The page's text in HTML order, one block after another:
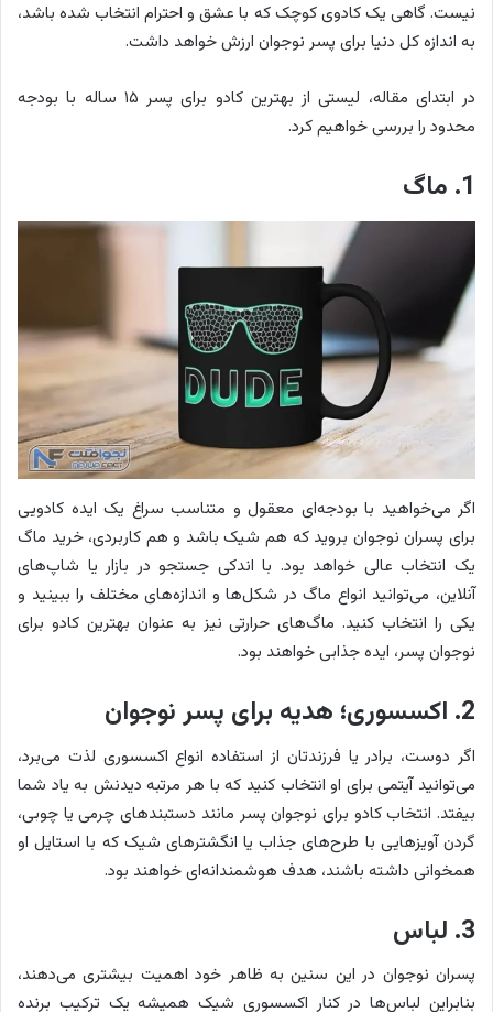
نیست. گاهی یک کادوی کوچک که با عشق و احترام انتخاب شده باشد،
به اندازه کل دنیا برای پسر نوجوان ارزش خواهد داشت.
در ابتدای مقاله، لیستی از بهترین کادو برای پسر ۱۵ ساله با بودجه
محدود را بررسی خواهیم کرد.
1. ماگ
اگر می‌خواهید با بودجه‌ای معقول و متناسب سراغ یک ایده کادویی
برای پسران نوجوان بروید که هم شیک باشد و هم کاربردی، خرید ماگ
یک انتخاب عالی خواهد بود. با اندکی جستجو در بازار یا شاپ‌های
آنلاین، می‌توانید انواع ماگ در شکل‌ها و اندازه‌های مختلف را ببینید و
یکی را انتخاب کنید. ماگ‌های حرارتی نیز به عنوان بهترین کادو برای
نوجوان پسر، ایده جذابی خواهند بود.
2. اکسسوری؛ هدیه برای پسر نوجوان
اگر دوست، برادر یا فرزندتان از استفاده انواع اکسسوری لذت می‌برد،
می‌توانید آیتمی برای او انتخاب کنید که با هر مرتبه دیدنش به یاد شما
بیفتد. انتخاب کادو برای نوجوان پسر مانند دستبندهای چرمی یا چوبی،
گردن آویزهایی با طرح‌های جذاب یا انگشترهای شیک که با استایل او
همخوانی داشته باشند، هدف هوشمندانه‌ای خواهند بود.
3. لباس
پسران نوجوان در این سنین به ظاهر خود اهمیت بیشتری می‌دهند،
بنابراین لباس‌ها در کنار اکسسوری شیک همیشه یک ترکیب برنده